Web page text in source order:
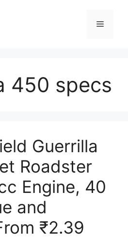
Menu
450 specs
Guerrilla
Roadster
Engine, 40
and
₹2.39